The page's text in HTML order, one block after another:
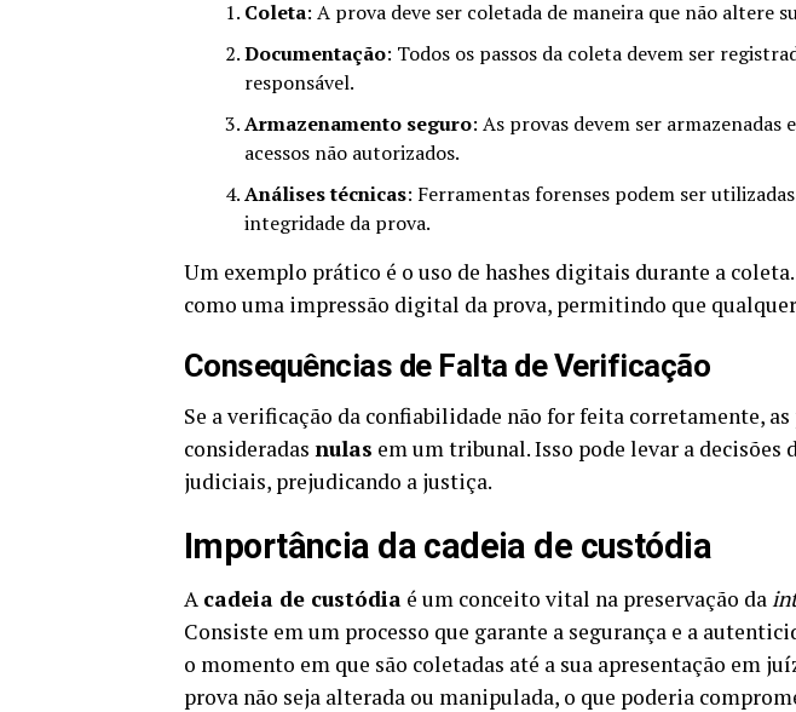
Coleta: A prova deve ser coletada de maneira que não altere
Documentação: Todos os passos da coleta devem ser
responsável.
Armazenamento seguro: As provas devem ser
acessos não autorizados.
Análises técnicas: Ferramentas forenses podem ser
integridade da prova.
Um exemplo prático é o uso de hashes digitais durante a
como uma impressão digital da prova, permitindo que
Consequências de Falta de Verificação
Se a verificação da confiabilidade não for feita corretamente,
consideradas nulas em um tribunal. Isso pode levar a decisões
judiciais, prejudicando a justiça.
Importância da cadeia de custódia
A cadeia de custódia é um conceito vital na preservação da
Consiste em um processo que garante a segurança e a
o momento em que são coletadas até a sua apresentação em
prova não seja alterada ou manipulada, o que poderia